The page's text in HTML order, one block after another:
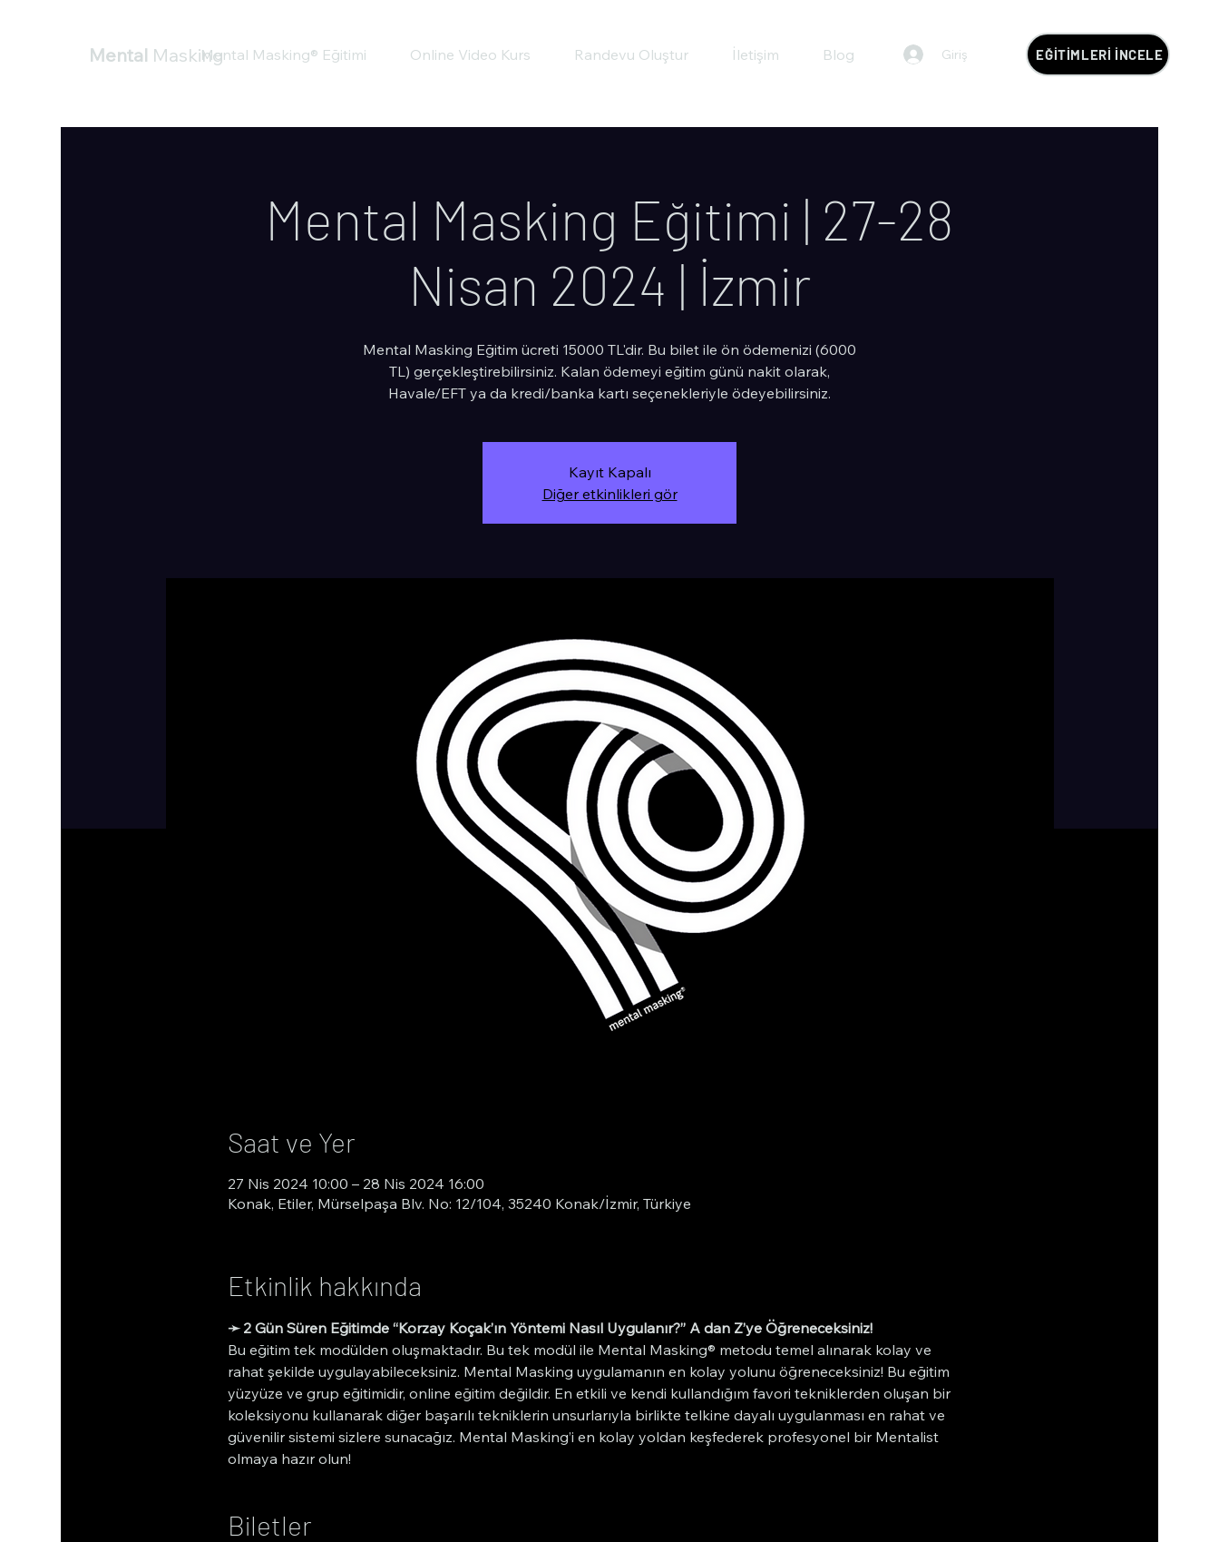
Mental MaskingMental Masking® Eğitimi Online Video Kurs Randevu Oluştur İletişim Blog Giriş EĞİTİMLERİ İNCELE
Mental Masking Eğitimi | 27-28
Nisan 2024 | İzmir
Mental Masking Eğitim ücreti 15000 TL'dir. Bu bilet ile ön ödemenizi (6000
TL) gerçekleştirebilirsiniz. Kalan ödemeyi eğitim günü nakit olarak,
Havale/EFT ya da kredi/banka kartı seçenekleriyle ödeyebilirsiniz.
Kayıt Kapalı
Diğer etkinlikleri gör
Saat ve Yer
27 Nis 2024 10:00 – 28 Nis 2024 16:00
Konak, Etiler, Mürselpaşa Blv. No: 12/104, 35240 Konak/İzmir, Türkiye
Etkinlik hakkında
➛ 2 Gün Süren Eğitimde “Korzay Koçak’ın Yöntemi Nasıl Uygulanır?” A dan Z’ye Öğreneceksiniz!
Bu eğitim tek modülden oluşmaktadır. Bu tek modül ile Mental Masking® metodu temel alınarak kolay ve
rahat şekilde uygulayabileceksiniz. Mental Masking uygulamanın en kolay yolunu öğreneceksiniz! Bu eğitim
yüzyüze ve grup eğitimidir, online eğitim değildir. En etkili ve kendi kullandığım favori tekniklerden oluşan bir
koleksiyonu kullanarak diğer başarılı tekniklerin unsurlarıyla birlikte telkine dayalı uygulanması en rahat ve
güvenilir sistemi sizlere sunacağız. Mental Masking’i en kolay yoldan keşfederek profesyonel bir Mentalist
olmaya hazır olun!
Biletler